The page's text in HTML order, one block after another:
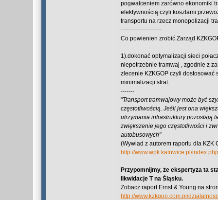
pogwałceniem zarówno ekonomiki
efektywnością czyli kosztami
transportu na rzecz monopolizacji
---------------------
Co powienien zrobić Zarząd
1).dokonać optymalizacji sieci
niepotrzebnie tramwaj , zgodnie z
zlecenie KZKGOP czyli
minimalizacji strat.
-------
"Transport tramwajowy może być
częstotliwością. Jeśli jest ona
utrzymania infrastruktury pozostają
zwiększenie jego częstotliwości i
autobusowych"
(Wywiad z autorem raportu dla KZK
http://www.wpk.katowice.pl/
Przypomnijmy, że ekspertyza ta
likwidacje T na Śląsku.
Zobacz raport Ernst & Young na
http://www.kzkgop.com.pl/